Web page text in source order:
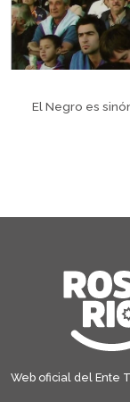
El Negro es
Web oficial del Ente